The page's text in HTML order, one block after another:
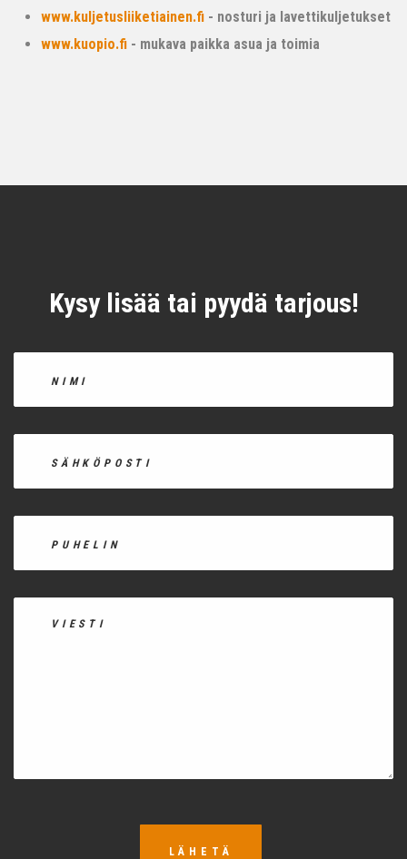
www.kuljetusliiketiainen.fi - nosturi ja lavettikuljetukset
www.kuopio.fi - mukava paikka asua ja toimia
Kysy lisää tai pyydä tarjous!
LÄHETÄ